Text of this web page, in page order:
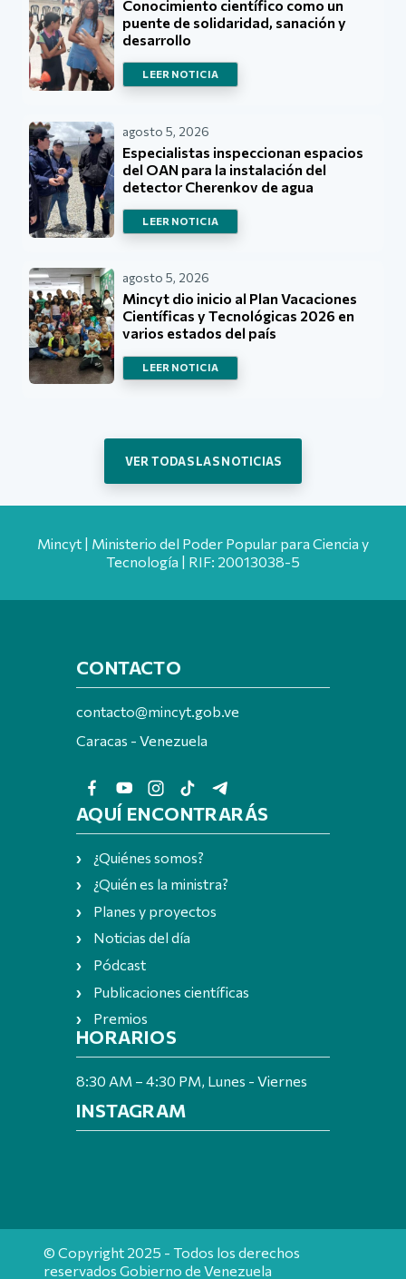
Conocimiento científico como un
puente de solidaridad, sanación y
desarrollo
LEER NOTICIA
agosto 5, 2026
Especialistas inspeccionan espacios
del OAN para la instalación del
detector Cherenkov de agua
LEER NOTICIA
agosto 5, 2026
Mincyt dio inicio al Plan Vacaciones
Científicas y Tecnológicas 2026 en
varios estados del país
LEER NOTICIA
VER TODAS LAS NOTICIAS
Mincyt | Ministerio del Poder Popular para Ciencia y
Tecnología | RIF: 20013038-5
CONTACTO
contacto@mincyt.gob.ve
Caracas - Venezuela
AQUÍ ENCONTRARÁS
¿Quiénes somos?
¿Quién es la ministra?
Planes y proyectos
Noticias del día
Pódcast
Publicaciones científicas
Premios
HORARIOS
8:30 AM – 4:30 PM, Lunes - Viernes
INSTAGRAM
© Copyright 2025 - Todos los derechos
reservados Gobierno de Venezuela